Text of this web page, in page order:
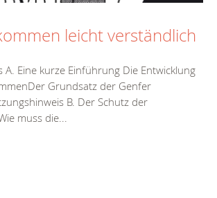
leicht verständlich
A. Eine kurze Einführung Die Entwicklung
Grundsatz der Genfer
B. Der Schutz der
muss die...